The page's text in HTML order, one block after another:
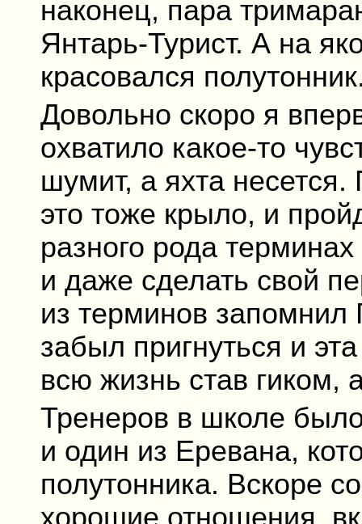
наконец, пара
Янтарь-Турист. А на
красовался
Довольно скоро я
охватило какое-то
шумит, а яхта
это тоже крыло, и
разного рода
и даже сделать свой
из терминов запомнил
забыл пригнуться и
всю жизнь став гиком,
Тренеров в школе
и один из Еревана,
полутонника. Вскоре
хорошие отношения,